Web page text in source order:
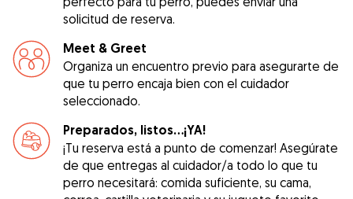
solicitud de reserva.
Meet & Greet
Organiza un encuentro previo para asegurarte de
que tu perro encaja bien con el cuidador
seleccionado.
Preparados, listos...¡YA!
¡Tu reserva está a punto de comenzar! Asegúrate
de que entregas al cuidador/a todo lo que tu
perro necesitará: comida suficiente, su cama,